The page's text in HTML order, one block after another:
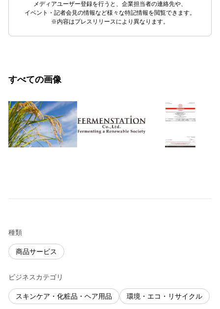
メディアユーザー登録を行うと、企業担当者の連絡先や、
イベント・記者会見の情報など様々な特記情報を閲覧できます。
※内容はプレスリリースにより異なります。
すべての画像
種類
商品サービス
ビジネスカテゴリ
スキンケア・化粧品・ヘア用品 環境・エコ・リサイクル